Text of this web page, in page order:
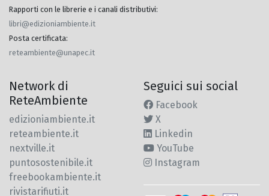
Rapporti con le librerie e i canali distributivi:
libri@edizioniambiente.it
Posta certificata:
reteambiente@unapec.it
Network di
ReteAmbiente
edizioniambiente.it
reteambiente.it
nextville.it
puntosostenibile.it
freebookambiente.it
rivistarifiuti.it
Seguici sui social
Facebook
X
Linkedin
YouTube
Instagram